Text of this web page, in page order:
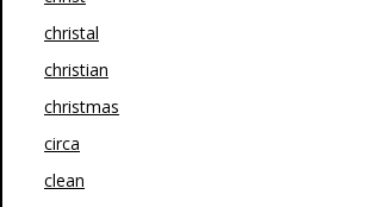
christal
christian
christmas
circa
clean